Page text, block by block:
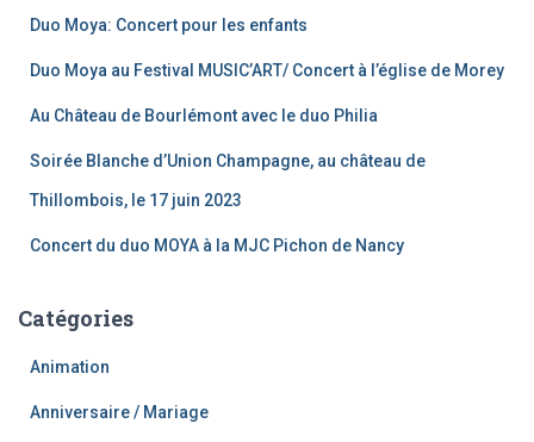
Duo Moya: Concert pour les enfants
Duo Moya au Festival MUSIC’ART/ Concert à l’église de Morey
Au Château de Bourlémont avec le duo Philia
Soirée Blanche d’Union Champagne, au château de
Thillombois, le 17 juin 2023
Concert du duo MOYA à la MJC Pichon de Nancy
Catégories
Animation
Anniversaire / Mariage